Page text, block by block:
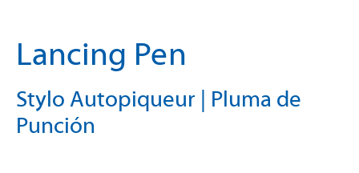
Lancing Pen
Stylo Autopiqueur | Pluma de
Punción